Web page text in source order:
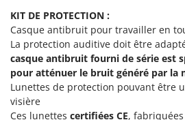
KIT DE PROTECTION :
Casque antibruit pour travailler en
La protection auditive doit être
casque antibruit fourni de série est
pour atténuer le bruit généré par la
Lunettes de protection pouvant être
visière
Ces lunettes certifiées CE,